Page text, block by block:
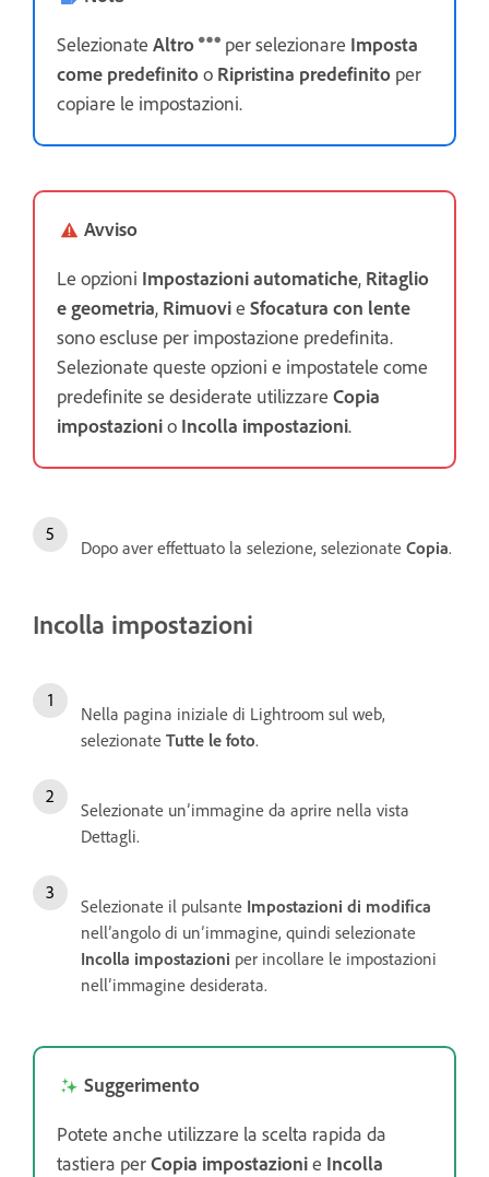
Selezionate Altro per selezionare Imposta
come predefinitoo Ripristina predefinito per
copiare le impostazioni.
Avviso
Le opzioni Impostazioni automatiche, Ritaglio
e geometria, Rimuovie Sfocatura con lente
sono escluse per impostazione predefinita.
Selezionate queste opzioni e impostatele come
predefinite se desiderate utilizzare Copia
impostazionio Incolla impostazioni.
Dopo aver effettuato la selezione, selezionate Copia.
Incolla impostazioni
Nella pagina iniziale di Lightroom sul web,
selezionate Tutte le foto.
Selezionate un’immagine da aprire nella vista
Dettagli.
Selezionate il pulsante Impostazioni di modifica
nell’angolo di un’immagine, quindi selezionate
Incolla impostazioni per incollare le impostazioni
nell’immagine desiderata.
Suggerimento
Potete anche utilizzare la scelta rapida da
tastiera perCopia impostazionie Incolla